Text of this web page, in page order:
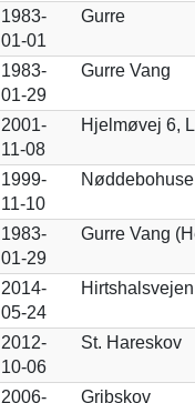
1983-
01-01
Gurre
1983-
01-29
Gurre Vang
2001-
11-08
Hjelmøvej 6,
1999-
11-10
Nøddebohuse
1983-
01-29
Gurre Vang
2014-
05-24
Hirtshalsvejen
2012-
10-06
St. Hareskov
2006-
Gribskov